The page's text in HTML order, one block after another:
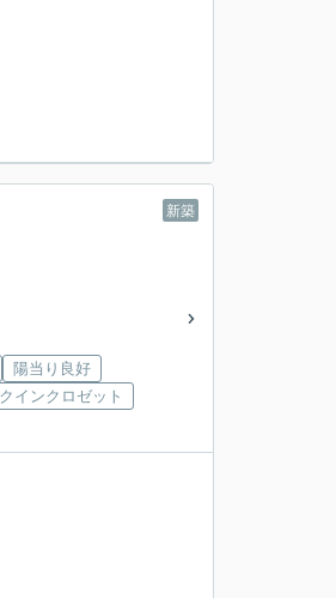
新築
陽当り良好
インクロゼット